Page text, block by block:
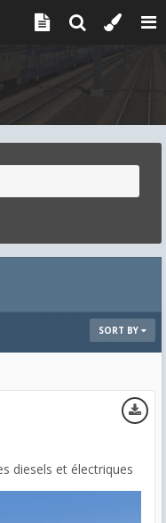
SORT BY
diesels et électriques